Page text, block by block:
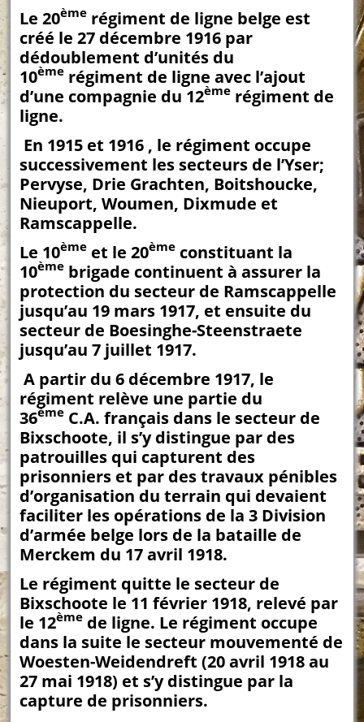
Le 20ème régiment de ligne belge est
créé le 27 décembre 1916 par
dédoublement d’unités du
10ème régiment de ligne avec l’ajout
d’une compagnie du 12ème régiment de
ligne.
En 1915 et 1916 , le régiment occupe
successivement les secteurs de l’Yser;
Pervyse, Drie Grachten, Boitshoucke,
Nieuport, Woumen, Dixmude et
Ramscappelle.
Le 10ème et le 20ème constituant la
10ème brigade continuent à assurer la
protection du secteur de Ramscappelle
jusqu’au 19 mars 1917, et ensuite du
secteur de Boesinghe-Steenstraete
jusqu’au 7 juillet 1917.
A partir du 6 décembre 1917, le
régiment relève une partie du
36ème C.A. français dans le secteur de
Bixschoote, il s’y distingue par des
patrouilles qui capturent des
prisonniers et par des travaux pénibles
d’organisation du terrain qui devaient
faciliter les opérations de la 3 Division
d’armée belge lors de la bataille de
Merckem du 17 avril 1918.
Le régiment quitte le secteur de
Bixschoote le 11 février 1918, relevé par
le 12ème de ligne. Le régiment occupe
dans la suite le secteur mouvementé de
Woesten-Weidendreft (20 avril 1918 au
27 mai 1918) et s’y distingue par la
capture de prisonniers.